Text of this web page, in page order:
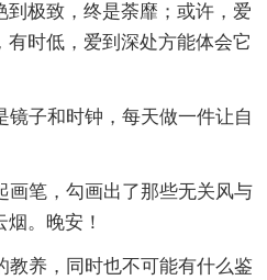
极致，终是荼靡；或许，爱
时低，爱到深处方能体会它
镜子和时钟，每天做一件让自
画笔，勾画出了那些无关风与
。晚安！
教养，同时也不可能有什么鉴